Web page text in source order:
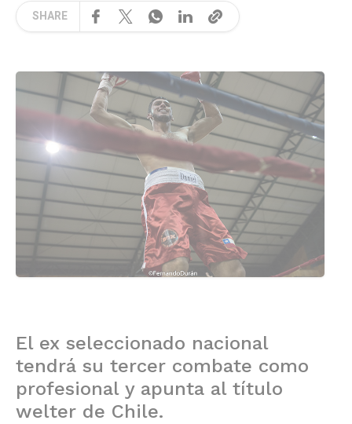
SHARE
El ex seleccionado nacional
tendrá su tercer combate como
profesional y apunta al título
welter de Chile.